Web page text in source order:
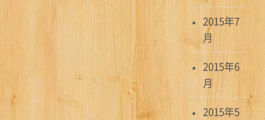
2015年7
月
2015年6
月
2015年5